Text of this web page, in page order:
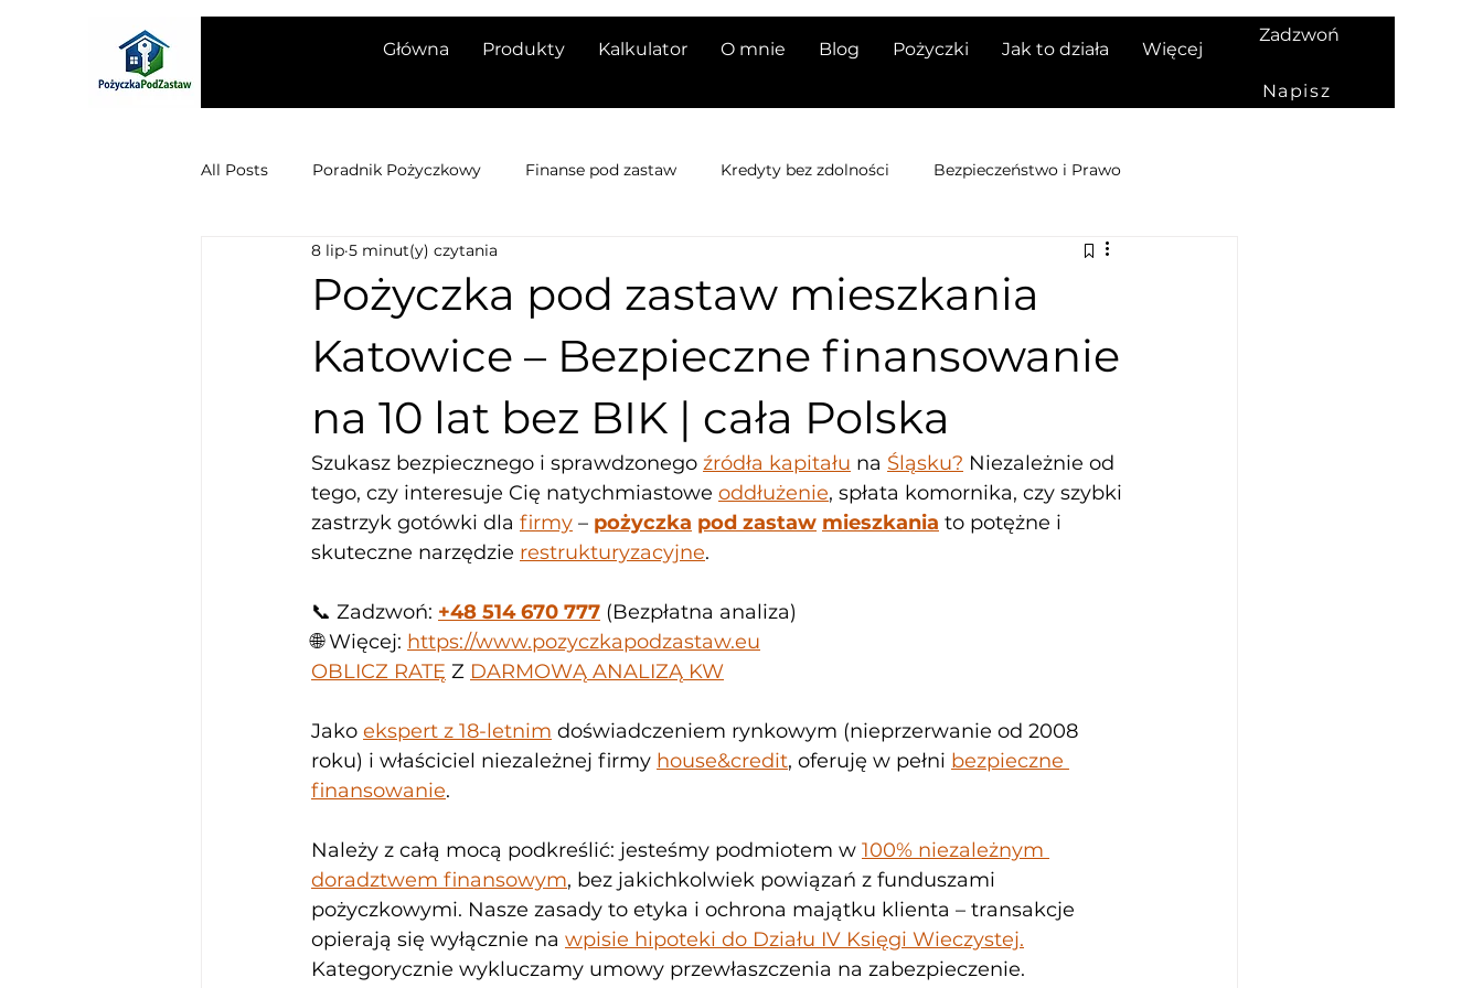
Główna Produkty Kalkulator O mnie Blog Pożyczki Jak to działa Więcej
Zadzwoń
Napisz
All Posts Poradnik Pożyczkowy Finanse pod zastaw Kredyty bez zdolności Bezpieczeństwo i Prawo
Poradnik pożyczkobiorcy Oddłużanie nieruchomośc Pożyczki pozabankowe
Aktualności House&Credit Rynek nieruchomości Pożyczka dla rolnika Pożyczka pod grunt
Pożyczki bez BIK dla rolnika Finansowanie dla Rolników
Pożyczka pod zastaw mieszkania
Katowice – Bezpieczne finansowanie
na 10 lat bez BIK | cała Polska
8 lip 5 minut(y) czytania
Szukasz bezpiecznego i sprawdzonego źródła kapitału na Śląsku? Niezależnie od
tego, czy interesuje Cię natychmiastowe oddłużenie, spłata komornika, czy szybki
zastrzyk gotówki dla firmy – pożyczka pod zastaw mieszkania to potężne i
skuteczne narzędzie restrukturyzacyjne.
📞 Zadzwoń: +48 514 670 777 (Bezpłatna analiza)
🌐 Więcej: https://www.pozyczkapodzastaw.eu
OBLICZ RATĘ Z DARMOWĄ ANALIZĄ KW
Jako ekspert z 18-letnim doświadczeniem rynkowym (nieprzerwanie od 2008
roku) i właściciel niezależnej firmy house&credit, oferuję w pełni bezpieczne
finansowanie.
Należy z całą mocą podkreślić: jesteśmy podmiotem w 100% niezależnym
doradztwem finansowym, bez jakichkolwiek powiązań z funduszami
pożyczkowymi. Nasze zasady to etyka i ochrona majątku klienta – transakcje
opierają się wyłącznie na wpisie hipoteki do Działu IV Księgi Wieczystej.
Kategorycznie wykluczamy umowy przewłaszczenia na zabezpieczenie.